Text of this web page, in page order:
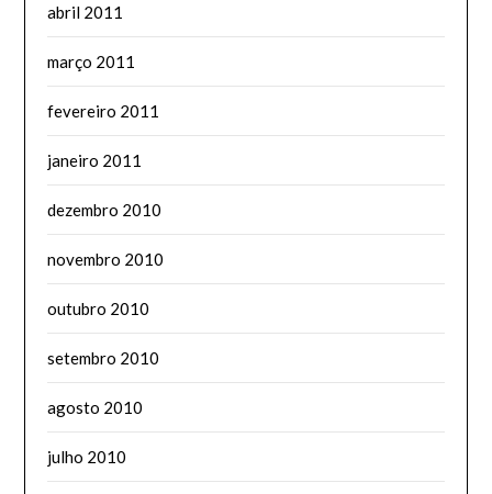
abril 2011
março 2011
fevereiro 2011
janeiro 2011
dezembro 2010
novembro 2010
outubro 2010
setembro 2010
agosto 2010
julho 2010